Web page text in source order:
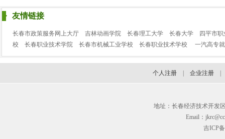
友情链接
长春市政策服务网上大厅 吉林动画学院 长春理工大学 长春大学
四平市
校
长春职业技术学院 长春市机械工业学校 长春职业技术学校 一汽高专
个人注册 企业注册
地址：长春经济技术开发
Email：
吉ICP